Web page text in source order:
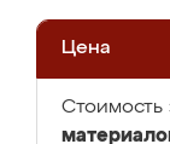
Цена
Стоимость